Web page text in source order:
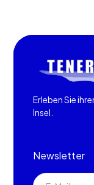
Erleben Sie
Insel.
Newsletter